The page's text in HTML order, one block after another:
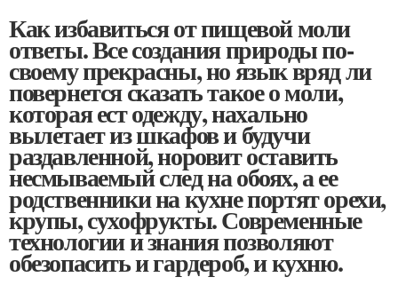
Как избавиться от пищевой моли
ответы. Все создания природы по-
своему прекрасны, но язык вряд ли
повернется сказать такое о моли,
которая ест одежду, нахально
вылетает из шкафов и будучи
раздавленной, норовит оставить
несмываемый след на обоях, а ее
родственники на кухне портят орехи,
крупы, сухофрукты. Современные
технологии и знания позволяют
обезопасить и гардероб, и кухню.